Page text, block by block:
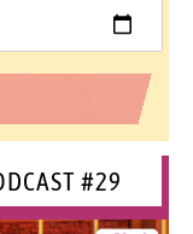
#29